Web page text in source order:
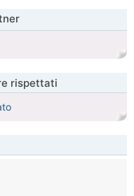
rispettati